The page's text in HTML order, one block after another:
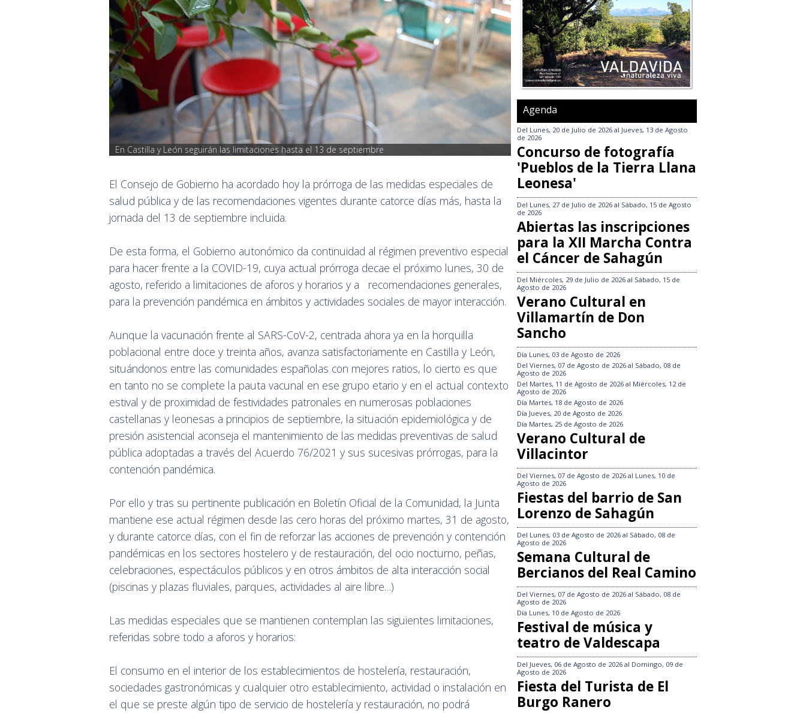
En Castilla y León seguirán las limitaciones hasta el 13 de septiembre
El Consejo de Gobierno ha acordado hoy la prórroga de las medidas especiales de
salud pública y de las recomendaciones vigentes durante catorce días más, hasta la
jornada del 13 de septiembre incluida.
De esta forma, el Gobierno autonómico da continuidad al régimen preventivo especial
para hacer frente a la COVID-19, cuya actual prórroga decae el próximo lunes, 30 de
agosto, referido a limitaciones de aforos y horarios y a recomendaciones generales,
para la prevención pandémica en ámbitos y actividades sociales de mayor interacción.
Aunque la vacunación frente al SARS-CoV-2, centrada ahora ya en la horquilla
poblacional entre doce y treinta años, avanza satisfactoriamente en Castilla y León,
situándonos entre las comunidades españolas con mejores ratios, lo cierto es que
en tanto no se complete la pauta vacunal en ese grupo etario y en el actual contexto
estival y de proximidad de festividades patronales en numerosas poblaciones
castellanas y leonesas a principios de septiembre, la situación epidemiológica y de
presión asistencial aconseja el mantenimiento de las medidas preventivas de salud
pública adoptadas a través del Acuerdo 76/2021 y sus sucesivas prórrogas, para la
contención pandémica.
Por ello y tras su pertinente publicación en Boletín Oficial de la Comunidad, la Junta
mantiene ese actual régimen desde las cero horas del próximo martes, 31 de agosto,
y durante catorce días, con el fin de reforzar las acciones de prevención y contención
pandémicas en los sectores hostelero y de restauración, del ocio nocturno, peñas,
celebraciones, espectáculos públicos y en otros ámbitos de alta interacción social
(piscinas y plazas fluviales, parques, actividades al aire libre…)
Las medidas especiales que se mantienen contemplan las siguientes limitaciones,
referidas sobre todo a aforos y horarios:
El consumo en el interior de los establecimientos de hostelería, restauración,
sociedades gastronómicas y cualquier otro establecimiento, actividad o instalación en
el que se preste algún tipo de servicio de hostelería y restauración, no podrá
Agenda
Del Lunes, 20 de Julio de 2026 al Jueves, 13 de Agosto
de 2026
Concurso de fotografía
'Pueblos de la Tierra Llana
Leonesa'
Del Lunes, 27 de Julio de 2026 al Sábado, 15 de Agosto
de 2026
Abiertas las inscripciones
para la XII Marcha Contra
el Cáncer de Sahagún
Del Miércoles, 29 de Julio de 2026 al Sábado, 15 de
Agosto de 2026
Verano Cultural en
Villamartín de Don
Sancho
Día Lunes, 03 de Agosto de 2026
Del Viernes, 07 de Agosto de 2026 al Sábado, 08 de
Agosto de 2026
Del Martes, 11 de Agosto de 2026 al Miércoles, 12 de
Agosto de 2026
Día Martes, 18 de Agosto de 2026
Día Jueves, 20 de Agosto de 2026
Día Martes, 25 de Agosto de 2026
Verano Cultural de
Villacintor
Del Viernes, 07 de Agosto de 2026 al Lunes, 10 de
Agosto de 2026
Fiestas del barrio de San
Lorenzo de Sahagún
Del Lunes, 03 de Agosto de 2026 al Sábado, 08 de
Agosto de 2026
Semana Cultural de
Bercianos del Real Camino
Del Viernes, 07 de Agosto de 2026 al Sábado, 08 de
Agosto de 2026
Día Lunes, 10 de Agosto de 2026
Festival de música y
teatro de Valdescapa
Del Jueves, 06 de Agosto de 2026 al Domingo, 09 de
Agosto de 2026
Fiesta del Turista de El
Burgo Ranero